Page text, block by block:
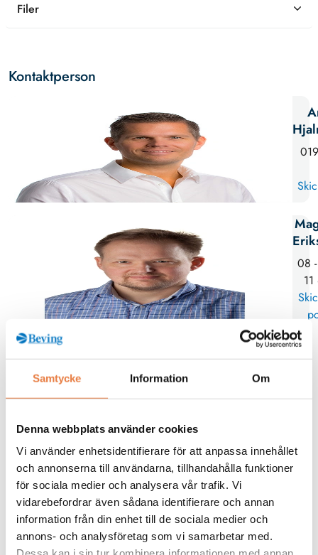
Samtycke Information Om
Denna webbplats använder cookies
Vi använder enhetsidentifierare för att anpassa innehållet
och annonserna till användarna, tillhandahålla funktioner
för sociala medier och analysera vår trafik. Vi
vidarebefordrar även sådana identifierare och annan
information från din enhet till de sociala medier och
annons- och analysföretag som vi samarbetar med.
Filer
Kontaktperson
08
Relaterade produkter
Programvara